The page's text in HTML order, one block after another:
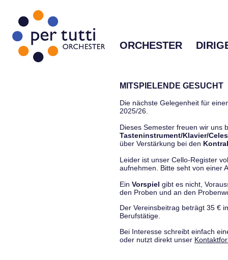
ORCHESTER
MITSPIELENDE GESUCHT
Die nächste Gelegenheit für
2025/26.
Dieses Semester freuen wir uns
Tasteninstrument/Klavier/
über Verstärkung bei den
Leider ist unser Cello-Register
aufnehmen. Bitte seht von einer
Ein Vorspiel gibt es nicht,
den Proben und an den
Der Vereinsbeitrag beträgt 35 €
Berufstätige.
Bei Interesse schreibt einfach
oder nutzt direkt unser